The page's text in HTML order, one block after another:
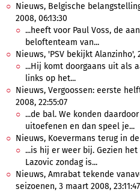
Nieuws, Belgische
2008, 06:13:30
...heeft voor Paul Voss, de aan
beloftenteam van...
Nieuws, 'PSV bekijkt Alanzinho',
...Hij komt doorgaans uit als
links op het...
Nieuws, Vergoossen: eerste
2008, 22:55:07
...de bal. We konden
uitoefenen en dan speel je...
Nieuws, Koevermans terug in
...is hij er weer bij. Gezien het
Lazovic zondag is...
Nieuws, Amrabat tekende
seizoenen, 3 maart 2008, 23:11:47